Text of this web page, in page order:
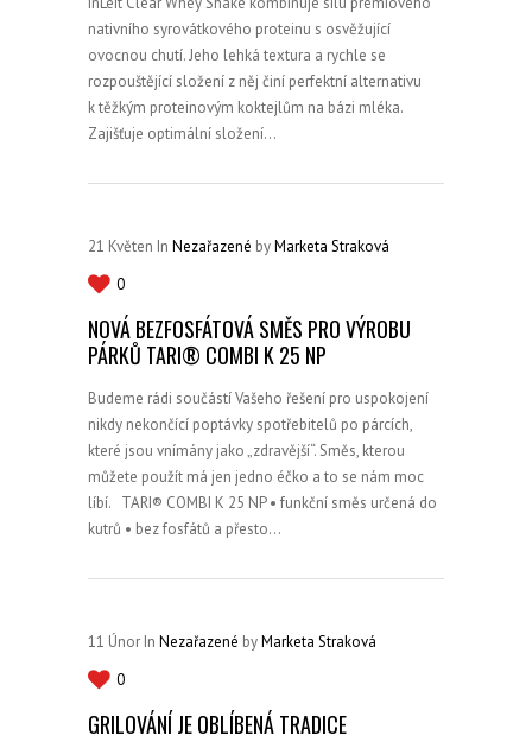
nativního syrovátkového proteinu s osvěžující
ovocnou chutí. Jeho lehká textura a rychle se
rozpouštějící složení z něj činí perfektní alternativu
k těžkým proteinovým koktejlům na bázi mléka.
Zajišťuje optimální složení…
21 Květen In Nezařazené byMarketa Straková
0
NOVÁ BEZFOSFÁTOVÁ SMĚS PRO VÝROBU
PÁRKŮ TARI® COMBI K 25 NP
Budeme rádi součástí Vašeho řešení pro uspokojení
nikdy nekončící poptávky spotřebitelů po párcích,
které jsou vnímány jako „zdravější“. Směs, kterou
můžete použít má jen jedno éčko a to se nám moc
líbí. TARI® COMBI K 25 NP • funkční směs určená do
kutrů • bez fosfátů a přesto…
11 Únor In Nezařazené byMarketa Straková
0
GRILOVÁNÍ JE OBLÍBENÁ TRADICE